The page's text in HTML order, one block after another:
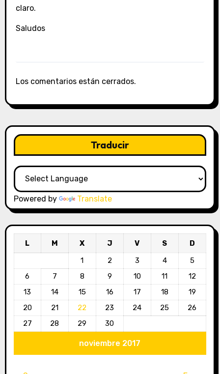
claro.
Saludos
Los comentarios están cerrados.
Traducir
Powered by Translate
noviembre 2017
L M X J V S
D
1
2 3 4
5
6
7 8 9 10 11
12
13
14 15 16 17 18
19
20
21 22 23 24 25
26
27
28 29 30